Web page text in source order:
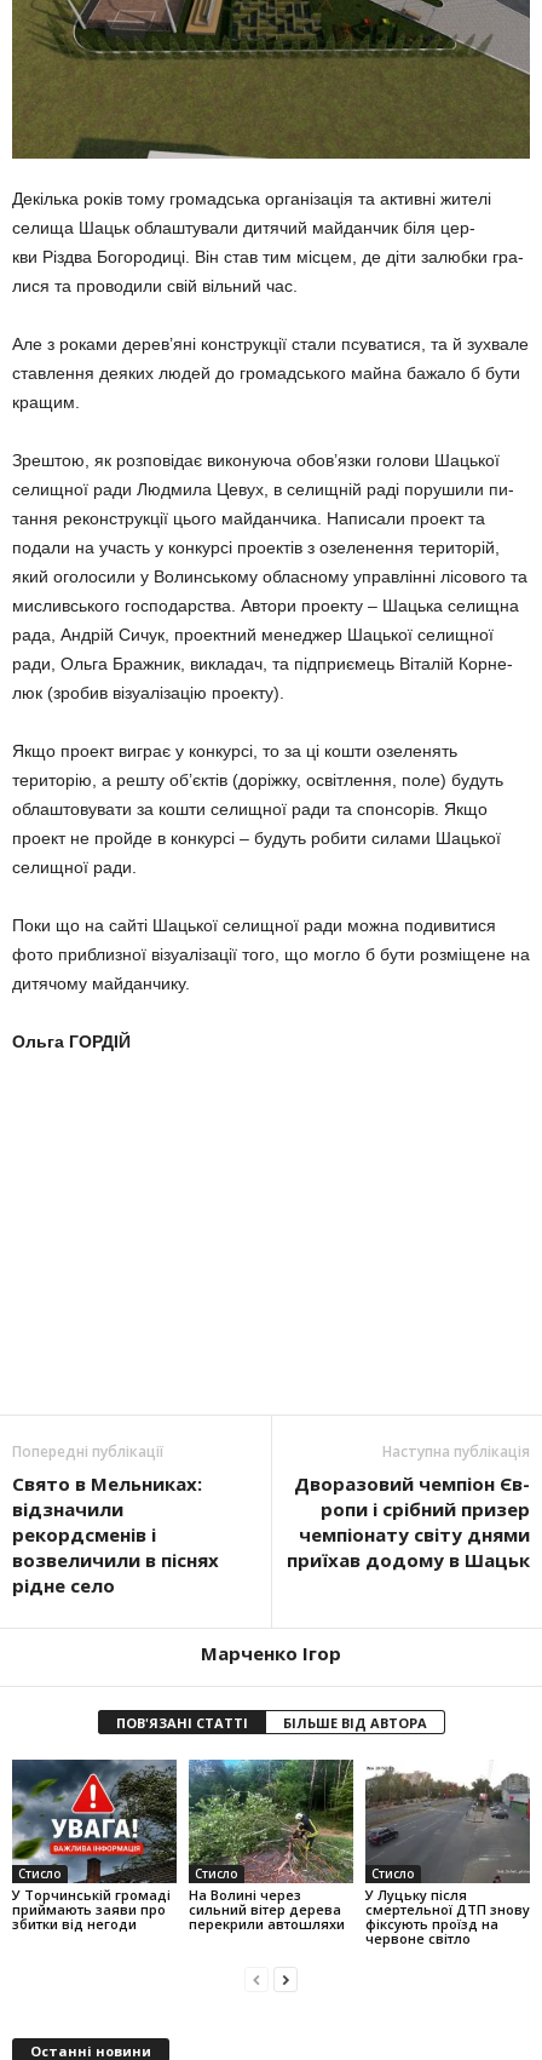
Декілька років тому громад­ська організація та активні жи­телі
селища Шацьк облаштували дитячий майданчик біля цер­
кви Різдва Богородиці. Він став тим місцем, де діти залюбки гра­
лися та проводили свій вільний час.
Але з роками дерев’яні кон­струкції стали псуватися, та й зухвале
ставлення деяких людей до громадського майна бажало б бути
кращим.
Зрештою, як розповідає вико­нуюча обов’язки голови Шацької
селищної ради Людмила Цевух, в селищній раді порушили пи­
тання реконструкції цього май­дан­чика. Написали проект та
подали на участь у конкурсі про­ектів з озеленення тери­торій,
який оголосили у Волин­ському обласному управлінні лісового та
мисливського господар­ст­ва. Автори проекту – Шацька селищна
рада, Андрій Си­чук, проектний менеджер Ша­цької селищної
ради, Ольга Бражник, викладач, та підпри­ємець Віталій Корне­
люк (зро­бив візуалізацію проекту).
Якщо проект виграє у кон­курсі, то за ці кошти озеленять
територію, а решту об’єктів (до­ріжку, освітлення, поле) будуть
облаштовувати за кошти се­лищ­ної ради та спонсорів. Якщо
проект не пройде в конкурсі – будуть робити силами Шацької
селищної ради.
Поки що на сайті Шацької селищної ради можна подиви­тися
фото приблизної візуалі­зації того, що могло б бути роз­міщене на
дитячому майдан­чику.
Ольга ГОРДІЙ
Попередні публікації
Свято в Мельниках:
відзначили
рекордсменів і
возвеличили в піснях
рідне село
Наступна публікація
Дворазовий чемпіон Єв­
ропи і срібний призер
чемпіо­нату світу днями
приїхав до­дому в Шацьк
Марченко Ігор
ПОВ'ЯЗАНІ СТАТТІ БІЛЬШЕ ВІД АВТОРА
Стисло
У Торчинській громаді
приймають заяви про
збитки від негоди
Стисло
На Волині через
сильний вітер дерева
перекрили автошляхи
Стисло
У Луцьку після
смертельної ДТП знову
фіксують проїзд на
червоне світло
Останні новини